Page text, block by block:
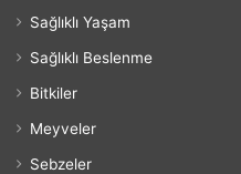
Sağlıklı Yaşam
Sağlıklı Beslenme
Bitkiler
Meyveler
Sebzeler